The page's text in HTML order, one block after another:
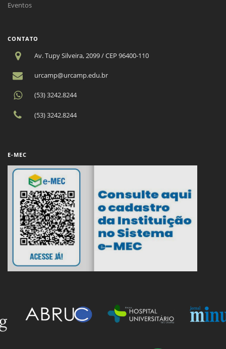
Eventos
CONTATO
Av. Tupy Silveira, 2099 / CEP 96400-110
urcamp@urcamp.edu.br
(53) 3242.8244
(53) 3242.8244
E-MEC